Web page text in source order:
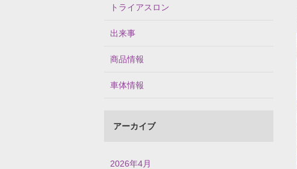
トライアスロン
出来事
商品情報
車体情報
アーカイブ
2026年4月